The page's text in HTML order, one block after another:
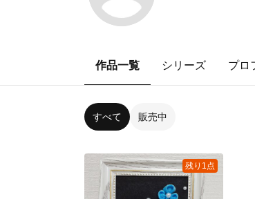
作品一覧 シリーズ プロ
すべて 販売中
残り1点